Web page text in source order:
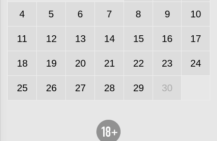
4 5 6 7 8 9 10
11 12 13 14 15 16 17
18 19 20 21 22 23 24
25 26 27 28 29 30